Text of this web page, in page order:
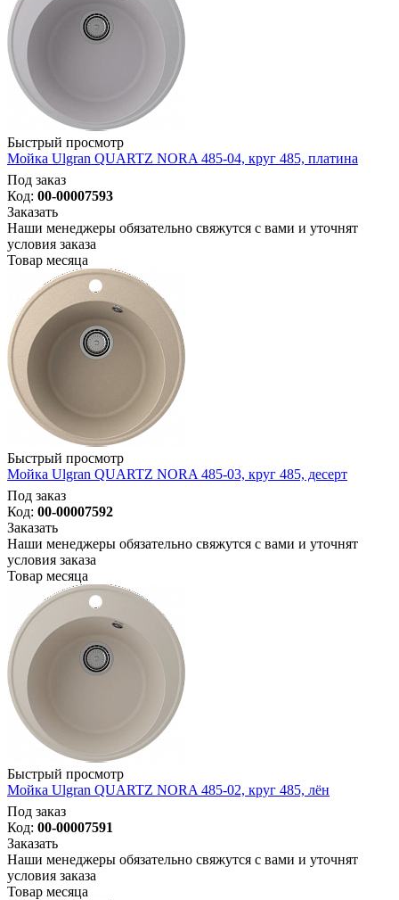
Быстрый просмотр
Мойка Ulgran QUARTZ NORA 485-04, круг 485, платина
Под заказ
Код: 00-00007593
Заказать
Наши менеджеры обязательно свяжутся с вами и уточнят
условия заказа
Товар месяца
Быстрый просмотр
Мойка Ulgran QUARTZ NORA 485-03, круг 485, десерт
Под заказ
Код: 00-00007592
Заказать
Наши менеджеры обязательно свяжутся с вами и уточнят
условия заказа
Товар месяца
Быстрый просмотр
Мойка Ulgran QUARTZ NORA 485-02, круг 485, лён
Под заказ
Код: 00-00007591
Заказать
Наши менеджеры обязательно свяжутся с вами и уточнят
условия заказа
Товар месяца